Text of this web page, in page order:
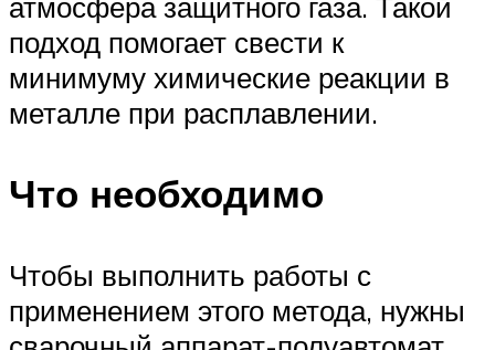
подход помогает свести к
минимуму химические реакции в
металле при расплавлении.
Что необходимо
Чтобы выполнить работы с
применением этого метода, нужны